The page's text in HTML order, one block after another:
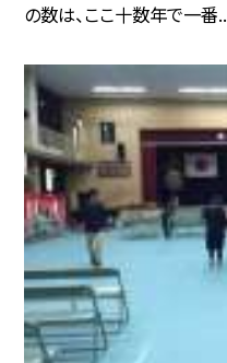
の数は、ここ十数年で一番